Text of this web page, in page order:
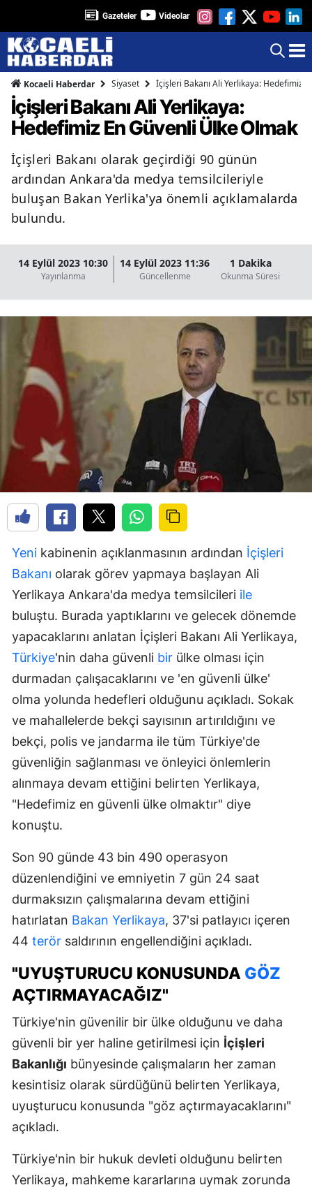
Gazeteler Videolar
Kocaeli Haberdar Siyaset İçişleri Bakanı Ali Yerlikaya: Hedefimiz
İçişleri Bakanı Ali Yerlikaya:
Hedefimiz En Güvenli Ülke Olmak
İçişleri Bakanı olarak geçirdiği 90 günün
ardından Ankara'da medya temsilcileriyle
buluşan Bakan Yerlika'ya önemli açıklamalarda
bulundu.
14 Eylül 2023 10:30
Yayınlanma
14 Eylül 2023 11:36
Güncellenme
1 Dakika
Okunma Süresi
Yeni kabinenin açıklanmasının ardından İçişleri
Bakanı olarak görev yapmaya başlayan Ali
Yerlikaya Ankara'da medya temsilcileri ile
buluştu. Burada yaptıklarını ve gelecek dönemde
yapacaklarını anlatan İçişleri Bakanı Ali Yerlikaya,
Türkiye'nin daha güvenli bir ülke olması için
durmadan çalışacaklarını ve 'en güvenli ülke'
olma yolunda hedefleri olduğunu açıkladı. Sokak
ve mahallelerde bekçi sayısının artırıldığını ve
bekçi, polis ve jandarma ile tüm Türkiye'de
güvenliğin sağlanması ve önleyici önlemlerin
alınmaya devam ettiğini belirten Yerlikaya,
"Hedefimiz en güvenli ülke olmaktır" diye
konuştu.
Son 90 günde 43 bin 490 operasyon
düzenlendiğini ve emniyetin 7 gün 24 saat
durmaksızın çalışmalarına devam ettiğini
hatırlatan Bakan Yerlikaya, 37'si patlayıcı içeren
44 terör saldırının engellendiğini açıkladı.
"UYUŞTURUCU KONUSUNDA GÖZ
AÇTIRMAYACAĞIZ"
Türkiye'nin güvenilir bir ülke olduğunu ve daha
güvenli bir yer haline getirilmesi için İçişleri
Bakanlığı bünyesinde çalışmaların her zaman
kesintisiz olarak sürdüğünü belirten Yerlikaya,
uyuşturucu konusunda "göz açtırmayacaklarını"
açıkladı.
Türkiye'nin bir hukuk devleti olduğunu belirten
Yerlikaya, mahkeme kararlarına uymak zorunda